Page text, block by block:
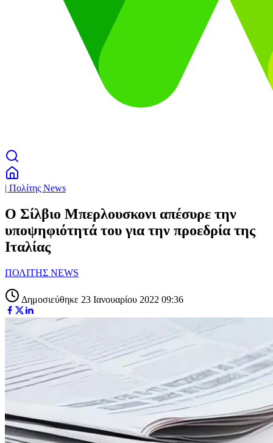
| Πολίτης News
Ο Σίλβιο Μπερλουσκονι απέσυρε την
υποψηφιότητά του για την προεδρία της
Ιταλίας
ΠΟΛΙΤΗΣ NEWS
Δημοσιεύθηκε 23 Ιανουαρίου 2022 09:36